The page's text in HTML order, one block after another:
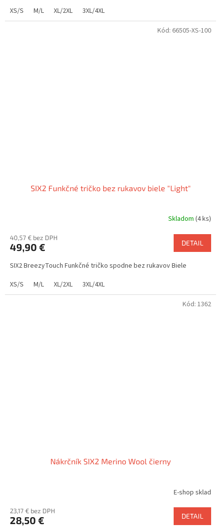
XS/S M/L XL/2XL 3XL/4XL
SIX2 Funkčné tričko bez rukavov biele "Light"
Skladom (4 ks)
40,57 € bez DPH
49,90 € DETAIL
SIX2 BreezyTouch Funkčné tričko spodne bez rukavov Biele
XS/S
M/L XL/2XL 3XL/4XL
Kód: 66505-XS-100
Nákrčník SIX2 Merino Wool čierny
E-shop sklad
23,17 € bez DPH
28,50 € DETAIL
Kód: 1362